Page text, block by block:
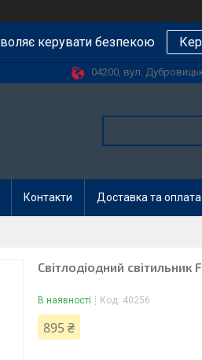
керувати безпекою
04200, вул.
Контакти Доставка та оплата
Світлодіодний
В наявності Код: 40256
895 ₴